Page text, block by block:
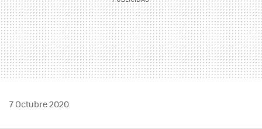
7 Octubre 2020